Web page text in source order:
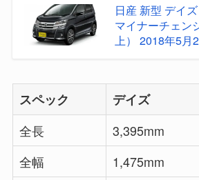
日産 新型 デイ
マイナーチェン
上） 2018年5月
スペック
デイズ
全長
3,395mm
全幅
1,475mm